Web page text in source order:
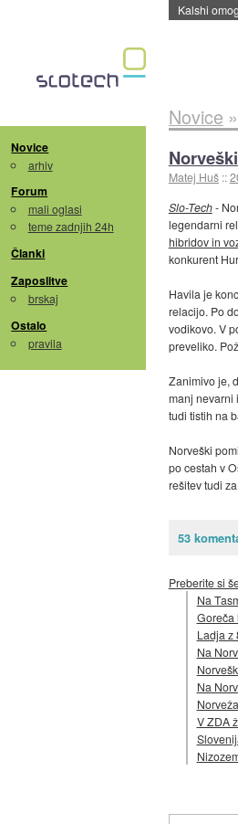
Sandisk že
Novice
arhiv
Forum
mali oglasi
teme zadnjih 24h
Članki
Zaposlitve
brskaj
Ostalo
pravila
Novice »
Matej Huš ::
Slo-Tech-
legendarni
hibridov in
konkurent
Havila je
relacijo. Po
vodikovo. V
preveliko.
Zanimivo je,
manj nevarni
tudi tistih na
Norveški
po cestah v
rešitev tudi
53
Preberite si
Na
Goreča
Ladja z
Na
Na
V ZDA